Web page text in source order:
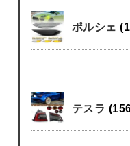
ポルシェ
テスラ